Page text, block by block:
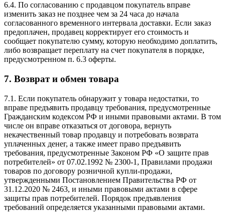
6.4. По согласованию с продавцом покупатель вправе
изменить заказ не позднее чем за 24 часа до начала
согласованного временного интервала доставки. Если заказ
предоплачен, продавец корректирует его стоимость и
сообщает покупателю сумму, которую необходимо доплатить,
либо возвращает переплату на счет покупателя в порядке,
предусмотренном п. 6.3 оферты.
7. Возврат и обмен товара
7.1. Если покупатель обнаружит у товара недостатки, то
вправе предъявить продавцу требования, предусмотренные
Гражданским кодексом РФ и иными правовыми актами. В том
числе он вправе отказаться от договора, вернуть
некачественный товар продавцу и потребовать возврата
уплаченных денег, а также имеет право предъявить
требования, предусмотренные Законом РФ «О защите прав
потребителей» от 07.02.1992 № 2300-1, Правилами продажи
товаров по договору розничной купли-продажи,
утвержденными Постановлением Правительства РФ от
31.12.2020 № 2463, и иными правовыми актами в сфере
защиты прав потребителей. Порядок предъявления
требований определяется указанными правовыми актами.